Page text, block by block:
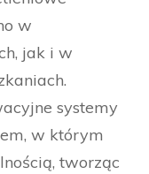
w
jak i w
systemy
w którym
tworząc